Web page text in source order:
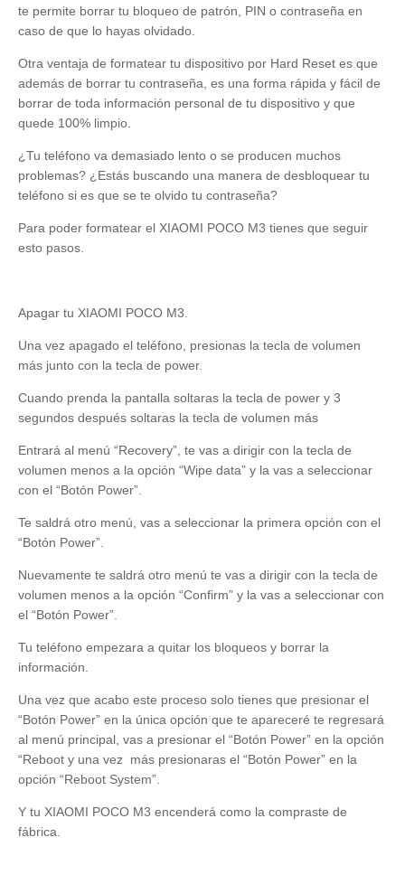
te permite borrar tu bloqueo de patrón, PIN o contraseña en
caso de que lo hayas olvidado.
Otra ventaja de formatear tu dispositivo por Hard Reset es que
además de borrar tu contraseña, es una forma rápida y fácil de
borrar de toda información personal de tu dispositivo y que
quede 100% limpio.
¿Tu teléfono va demasiado lento o se producen muchos
problemas? ¿Estás buscando una manera de desbloquear tu
teléfono si es que se te olvido tu contraseña?
Para poder formatear el XIAOMI POCO M3 tienes que seguir
esto pasos.
Apagar tu XIAOMI POCO M3.
Una vez apagado el teléfono, presionas la tecla de volumen
más junto con la tecla de power.
Cuando prenda la pantalla soltaras la tecla de power y 3
segundos después soltaras la tecla de volumen más
Entrará al menú “Recovery”, te vas a dirigir con la tecla de
volumen menos a la opción “Wipe data” y la vas a seleccionar
con el “Botón Power”.
Te saldrá otro menú, vas a seleccionar la primera opción con el
“Botón Power”.
Nuevamente te saldrá otro menú te vas a dirigir con la tecla de
volumen menos a la opción “Confirm” y la vas a seleccionar con
el “Botón Power”.
Tu teléfono empezara a quitar los bloqueos y borrar la
información.
Una vez que acabo este proceso solo tienes que presionar el
“Botón Power” en la única opción que te apareceré te regresará
al menú principal, vas a presionar el “Botón Power” en la opción
“Reboot y una vez más presionaras el “Botón Power” en la
opción “Reboot System”.
Y tu XIAOMI POCO M3 encenderá como la compraste de
fábrica.